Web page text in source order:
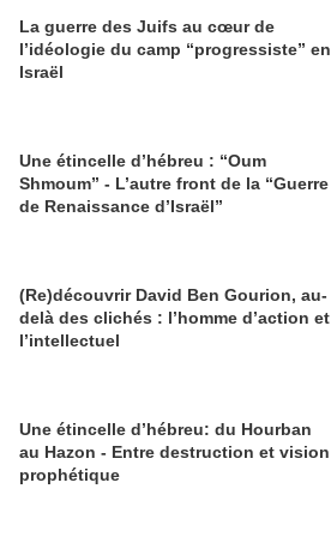
La guerre des Juifs au cœur de
l’idéologie du camp “progressiste” en
Israël
Une étincelle d’hébreu : “Oum
Shmoum” - L’autre front de la “Guerre
de Renaissance d’Israël”
(Re)découvrir David Ben Gourion, au-
delà des clichés : l’homme d’action et
l’intellectuel
Une étincelle d’hébreu: du Hourban
au Hazon - Entre destruction et vision
prophétique